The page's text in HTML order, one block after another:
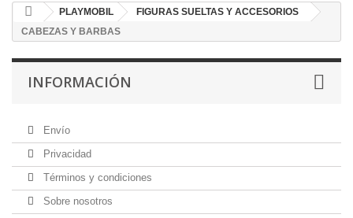
PLAYMOBIL
FIGURAS SUELTAS Y ACCESORIOS
CABEZAS Y BARBAS
INFORMACIÓN
Envío
Privacidad
Términos y condiciones
Sobre nosotros